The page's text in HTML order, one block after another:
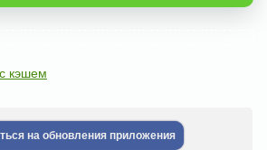
кэшем
на обновления приложения